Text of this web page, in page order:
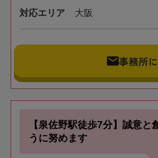
対応エリア 大阪
事務所
【泉佐野駅徒歩7分】誠意
うに努めます